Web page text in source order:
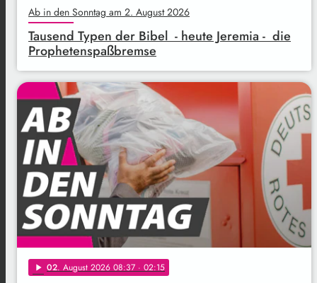
Ab in den Sonntag am 2. August 2026
Tausend Typen der Bibel - heute Jeremia - die
Prophetenspaßbremse
play_arrow 02. August 2026 08:37 · 02:15